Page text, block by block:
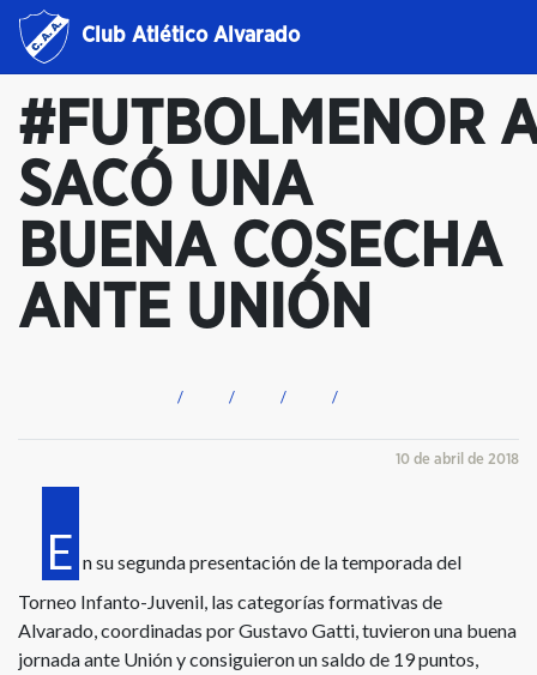
Club Atlético Alvarado
#FUTBOLMENOR
SACÓ UNA
BUENA COSECHA
ANTE UNIÓN
10 de abril de 2018
E n su segunda presentación de la temporada del
Torneo Infanto-Juvenil, las categorías formativas de
Alvarado, coordinadas por Gustavo Gatti, tuvieron una buena
jornada ante Unión y consiguieron un saldo de 19 puntos,